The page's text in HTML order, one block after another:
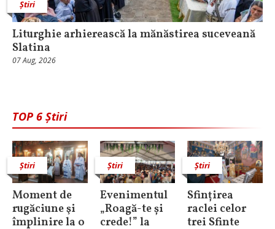
Știri
Liturghie arhierească la mănăstirea suceveană
Slatina
07 Aug, 2026
TOP 6 Știri
Știri
Moment de
rugăciune şi
împlinire la o
Știri
Evenimentul
„Roagă-te și
crede!” la
Știri
Sfințirea
raclei celor
trei Sfinte